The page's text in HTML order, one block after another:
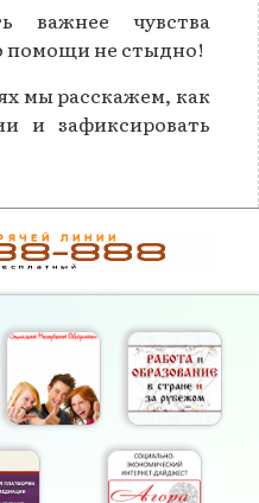
важнее чувства
помощи не стыдно!
мы расскажем, как
и зафиксировать